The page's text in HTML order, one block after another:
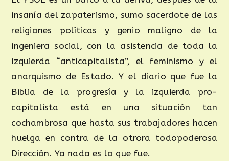
insanía del zapaterismo, sumo sacerdote de las
religiones políticas y genio maligno de la
ingeniera social, con la asistencia de toda la
izquierda “anticapitalista”, el feminismo y el
anarquismo de Estado. Y el diario que fue la
Biblia de la progresía y la izquierda pro-
capitalista está en una situación tan
cochambrosa que hasta sus trabajadores hacen
huelga en contra de la otrora todopoderosa
Dirección. Ya nada es lo que fue.